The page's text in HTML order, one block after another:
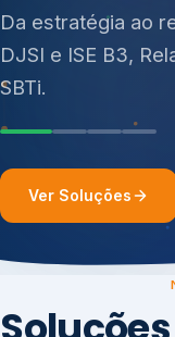
resíduos sólidos
Ver Soluções